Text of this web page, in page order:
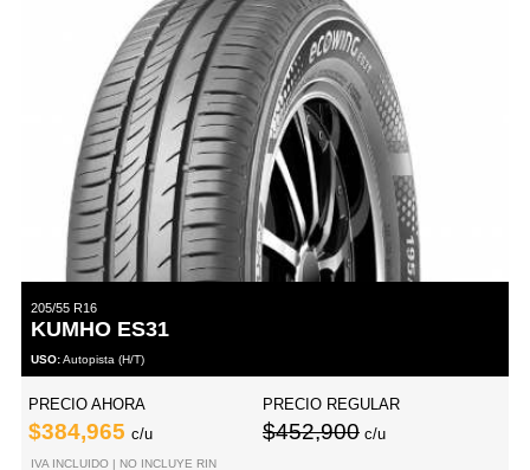
205/55 R16
KUMHO ES31
USO:Autopista (H/T)
PRECIO AHORA
$384,965 c/u
PRECIO REGULAR
$452,900 c/u
IVA INCLUIDO | NO INCLUYE RIN